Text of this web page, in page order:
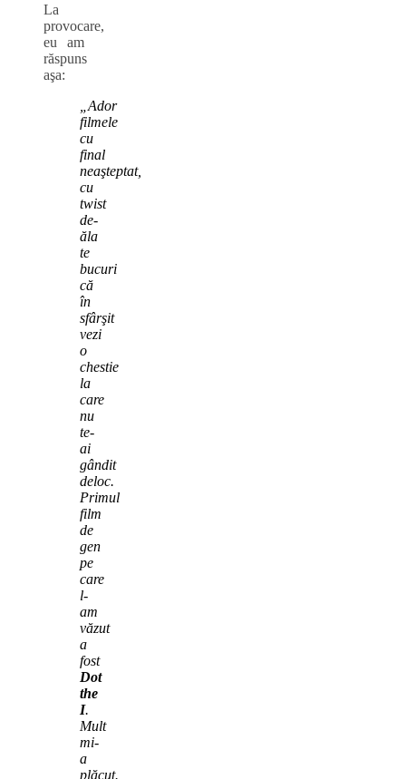
La
provocare,
eu am
răspuns
aşa:
„Ador
filmele
cu
final
neaşteptat,
cu
twist
de-
ăla
te
bucuri
că
în
sfârşit
vezi
o
chestie
la
care
nu
te-
ai
gândit
deloc.
Primul
film
de
gen
pe
care
l-
am
văzut
a
fost
Dot
the
I.
Mult
mi-
a
plăcut.